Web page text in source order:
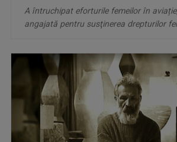
A întruchipat eforturile femeilor în
angajată pentru susţinerea drepturilor